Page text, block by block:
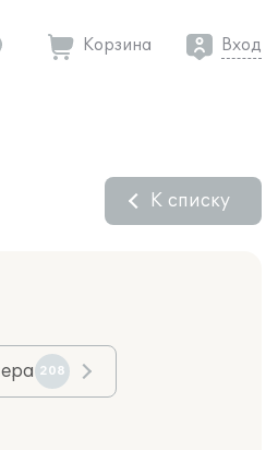
Корзина Вход
К списку
208